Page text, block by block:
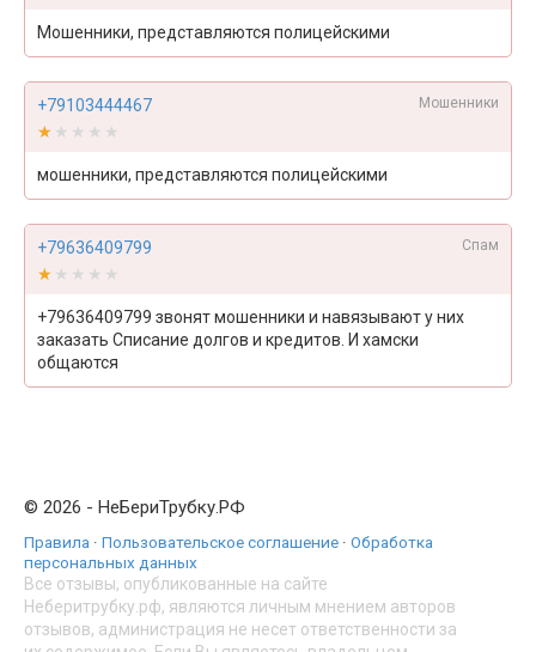
Мошенники, представляются полицейскими
+79103444467 Мошенники
★★★★★
★★★★★
мошенники, представляются полицейскими
+79636409799 Спам
★★★★★
★★★★★
+79636409799 звонят мошенники и навязывают у них
заказать Списание долгов и кредитов. И хамски
общаются
© 2026 - НеБериТрубку.РФ
Правила · Пользовательское соглашение · Обработка
персональных данных
Все отзывы, опубликованные на сайте
Неберитрубку.рф, являются личным мнением авторов
отзывов, администрация не несет ответственности за